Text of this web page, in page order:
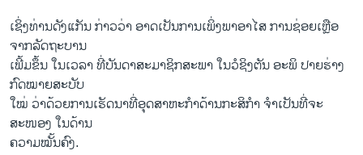
ເຊິ່ງທ່ານດັງແກັນ ກ່າວວ່າ ອາດເປັນການເພິ່ງພາອາໄສ ການຊ່ອຍເຫຼືອ
ຈາກລັດຖະບານ
ເພີ້ມຂຶ້ນ ໃນເວລາ ທີ່ບັນດາສະມາຊິກສະພາ ໃນວໍຊິງຕັນ ອະພິ ປາຍຮ່າງ
ກົດໝາຍສະບັບ
ໃໝ່ ວ່າດ້ວຍການເຮັດນາທີ່ອຸດສາຫະກຳດ້ານກະສິກຳ ຈຳເປັນທີ່ຈະ
ສະໜອງ ໃນດ້ານ
ຄວາມໝັ້ນຄົງ.